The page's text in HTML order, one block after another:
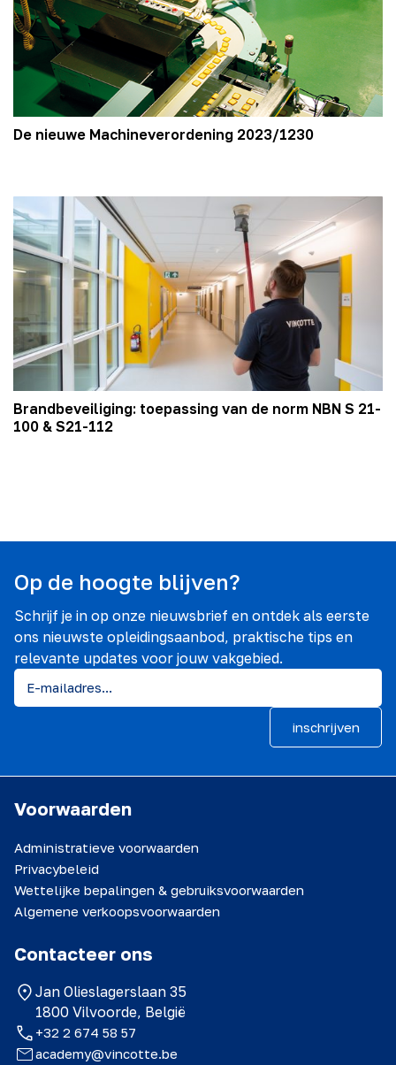
De nieuwe Machineverordening 2023/1230
Brandbeveiliging: toepassing van de norm NBN S 21-
100 & S21-112
Op de hoogte blijven?
Schrijf je in op onze nieuwsbrief en ontdek als eerste
ons nieuwste opleidingsaanbod, praktische tips en
relevante updates voor jouw vakgebied.
inschrijven
Voorwaarden
Administratieve voorwaarden
Privacybeleid
Wettelijke bepalingen & gebruiksvoorwaarden
Algemene verkoopsvoorwaarden
Contacteer ons
Jan Olieslagerslaan 35
1800 Vilvoorde, België
+32 2 674 58 57
academy@vincotte.be